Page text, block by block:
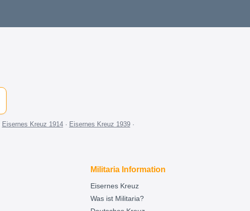
Eisernes Kreuz 1914· Eisernes Kreuz 1939·
Militaria Information
Eisernes Kreuz
Was ist Militaria?